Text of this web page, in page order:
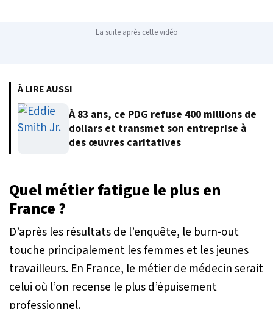
La suite après cette vidéo
À LIRE AUSSI
À 83 ans, ce PDG refuse 400 millions de
dollars et transmet son entreprise à
des œuvres caritatives
Quel métier fatigue le plus en
France ?
D’après les résultats de l’enquête, le burn-out
touche principalement les femmes et les jeunes
travailleurs. En France, le métier de médecin serait
celui où l’on recense le plus d’épuisement
professionnel.